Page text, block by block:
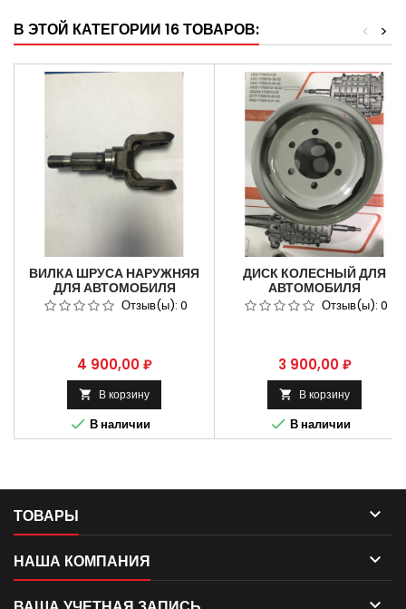
В ЭТОЙ КАТЕГОРИИ 16 ТОВАРОВ: >
<
ВИЛКА ШРУСА НАРУЖНЯЯ
ДЛЯ АВТОМОБИЛЯ
ГАЗ-33027 4 Х 4
Отзыв(ы): 0
Цена
4 900,00 ₽
 В корзину
 В наличии
ДИСК КОЛЕСНЫЙ ДЛЯ
АВТОМОБИЛЯ
ГАЗ-3302,NEXT 3302-
3101015-05
Отзыв(ы): 0
Цена
3 900,00 ₽
 В корзину
 В наличии
ТОВАРЫ 
НАША КОМПАНИЯ 